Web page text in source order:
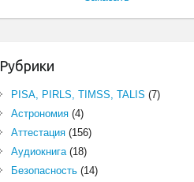
Рубрики
PISA, PIRLS, TIMSS, TALIS (7)
Астрономия(4)
Аттестация(156)
Аудиокнига(18)
Безопасность(14)